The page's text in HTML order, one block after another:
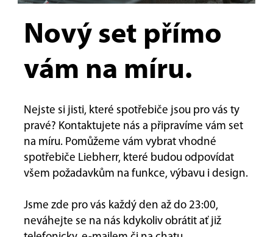
Nový set přímo
vám na míru.
Nejste si jisti, které spotřebiče jsou pro vás ty
pravé? Kontaktujete nás a připravíme vám set
na míru. Pomůžeme vám vybrat vhodné
spotřebiče Liebherr, které budou odpovídat
všem požadavkům na funkce, výbavu i design.
Jsme zde pro vás každý den až do 23:00,
neváhejte se na nás kdykoliv obrátit ať již